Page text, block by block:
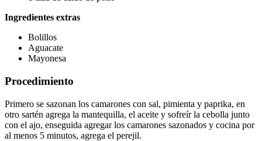
Ingredientes extras
Bolillos
Aguacate
Mayonesa
Procedimiento
Primero se sazonan los camarones con sal, pimienta y paprika, en
otro sartén agrega la mantequilla, el aceite y sofreír la cebolla junto
con el ajo, enseguida agregar los camarones sazonados y cocina por
al menos 5 minutos, agrega el perejil.